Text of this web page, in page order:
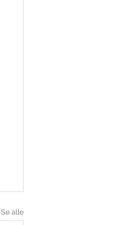
Se alle